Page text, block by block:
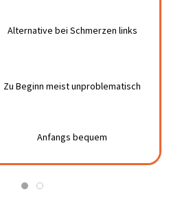
Schmerzen links
Leber
Zu Beginn meist
unproblematisch
Kann Schwindel
Anfangs
Alternative bei Schmerzen links
Zu Beginn meist unproblematisch
Anfangs bequem